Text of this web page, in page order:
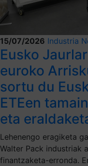
15/07/2026 Industria
Eusko
euroko
sortu du
ETEen
eta
Lehenengo eragiketa
Walter Pack industriak
finantzaketa-erronda.